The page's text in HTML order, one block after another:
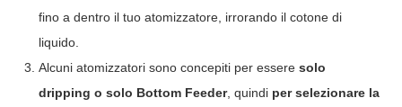
fino a dentro il tuo atomizzatore, irrorando il cotone di
liquido.
Alcuni atomizzatori sono concepiti per essere solo
dripping o solo Bottom Feeder, quindi per selezionare la